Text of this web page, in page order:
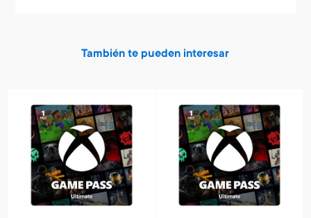
También te pueden interesar